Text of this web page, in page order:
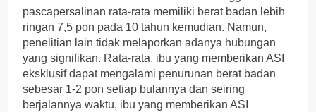
pascapersalinan rata-rata memiliki berat badan lebih
ringan 7,5 pon pada 10 tahun kemudian. Namun,
penelitian lain tidak melaporkan adanya hubungan
yang signifikan. Rata-rata, ibu yang memberikan ASI
eksklusif dapat mengalami penurunan berat badan
sebesar 1-2 pon setiap bulannya dan seiring
berjalannya waktu, ibu yang memberikan ASI